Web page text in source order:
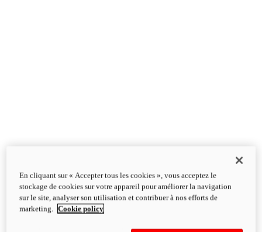
En cliquant sur « Accepter tous les cookies », vous acceptez le
stockage de cookies sur votre appareil pour améliorer la navigation
sur le site, analyser son utilisation et contribuer à nos efforts de
marketing.
Cookie policy